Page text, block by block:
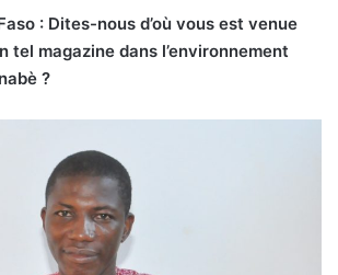
: Dites-nous d’où vous est venue
tel magazine dans l’environnement
?